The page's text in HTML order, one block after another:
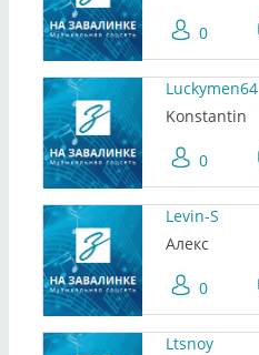
0
Luckymen64
Konstantin
0
Levin-S
Алекс
0
Ltsnoy